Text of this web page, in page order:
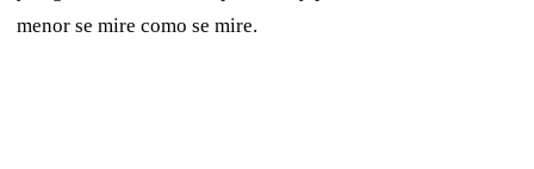
menor se mire como se mire.